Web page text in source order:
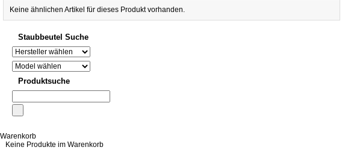
Keine ähnlichen Artikel für dieses Produkt vorhanden.
Staubbeutel Suche
Produktsuche
Warenkorb
Keine Produkte im Warenkorb